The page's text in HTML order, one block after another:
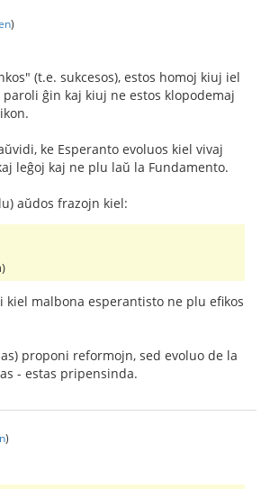
)
(t.e. sukcesos), estos homoj kiuj iel
ĝin kaj kiuj ne estos klopodemaj
ke Esperanto evoluos kiel vivaj
leĝoj kaj ne plu laŭ la Fundamento.
aŭdos frazojn kiel:
kiel malbona esperantisto ne plu efikos
proponi reformojn, sed evoluo de la
- estas pripensinda.
)